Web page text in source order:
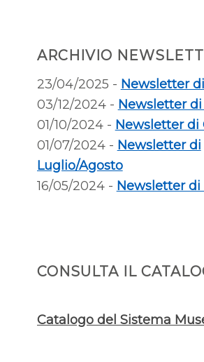
ARCHIVIO
23/04/2025 - Newsletter
03/12/2024 - Newsletter
01/10/2024 - Newsletter di
01/07/2024 - Newsletter di
Luglio/Agosto
16/05/2024 - Newsletter
CONSULTA IL
Catalogo del Sistema